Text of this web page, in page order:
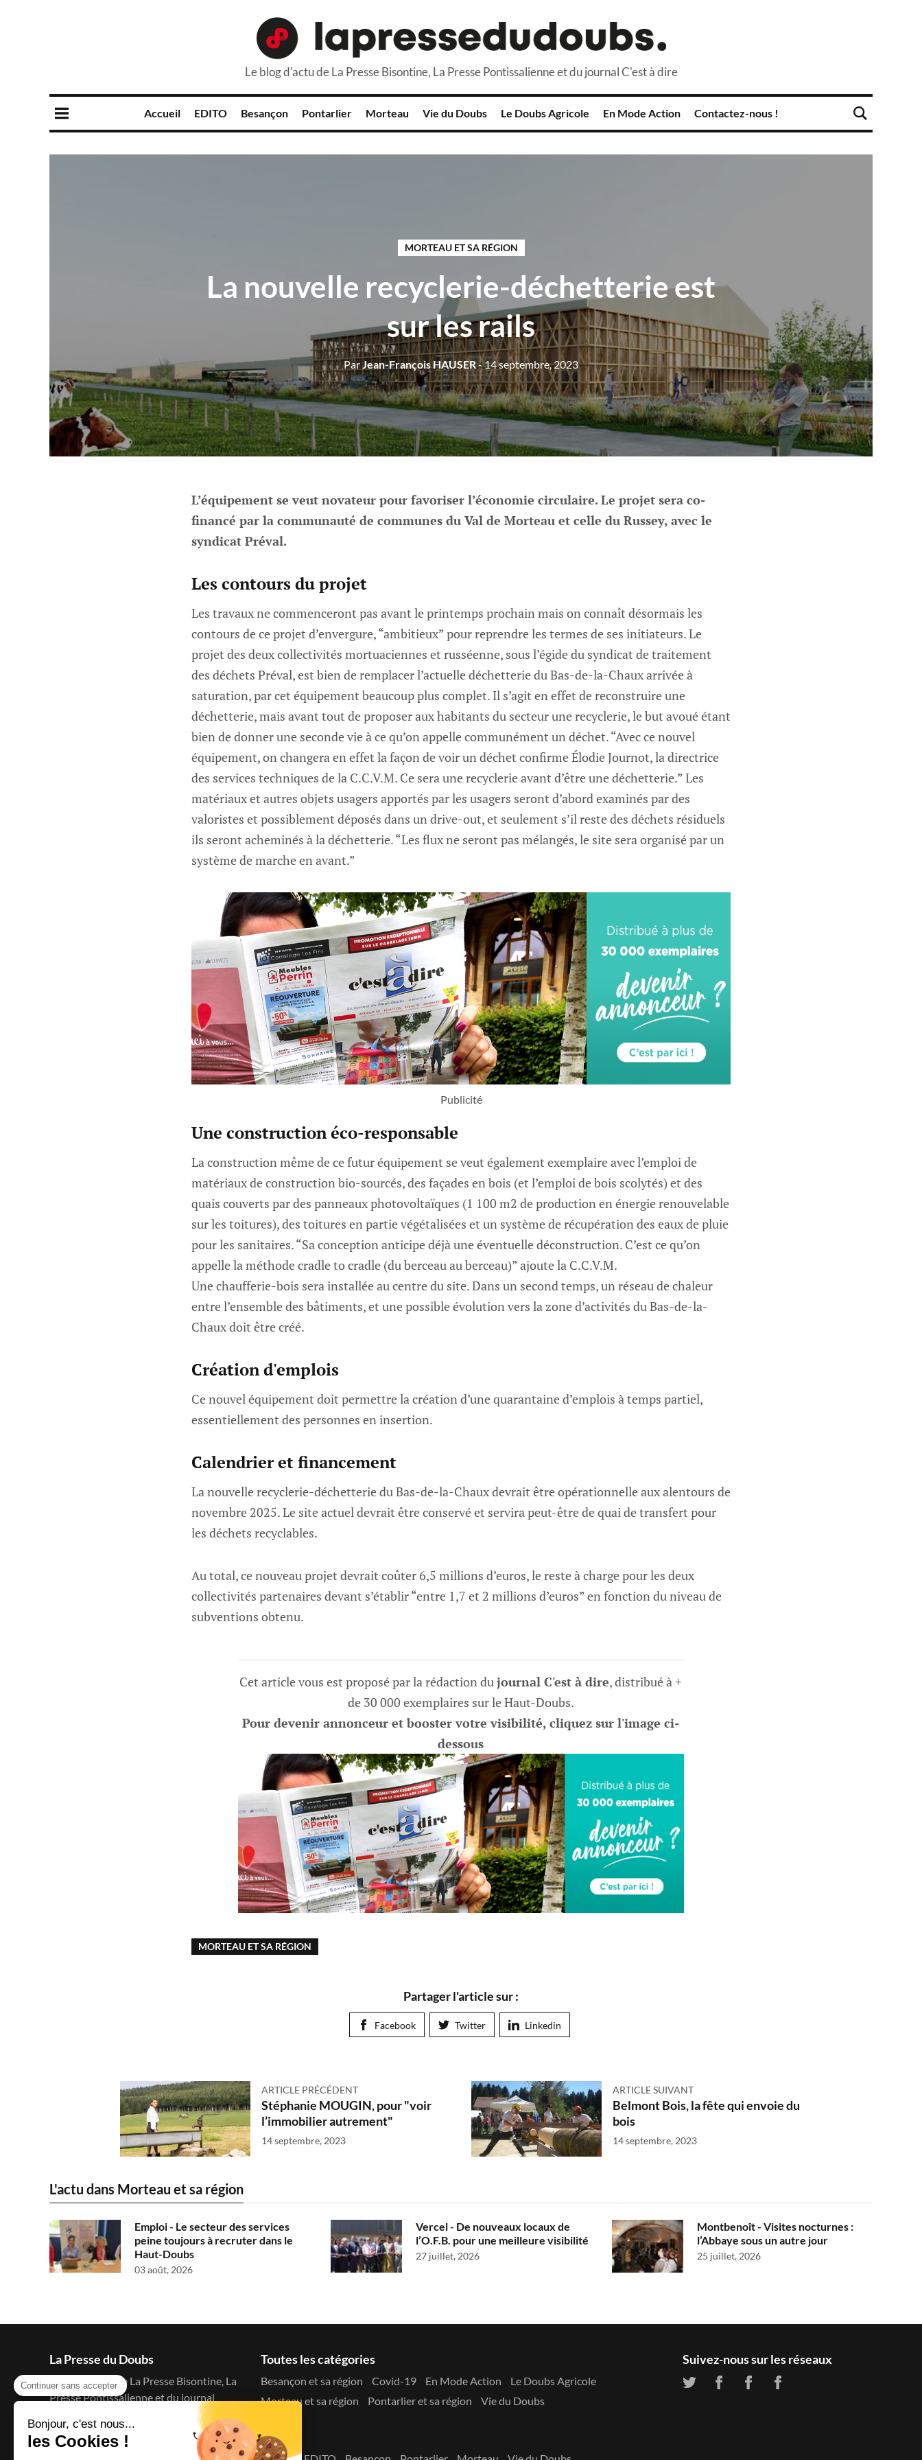
Continuer sans accepter
Bonjour, c'est nous...
les Cookies !
Le blog d'actu de La Presse Bisontine, La Presse Pontissalienne et du journal C'est à dire
Accueil EDITO Besançon Pontarlier Morteau Vie du Doubs Le Doubs Agricole En Mode Action Contactez-nous !
MORTEAU ET SA RÉGION
La nouvelle recyclerie-déchetterie est
sur les rails
ParJean-François HAUSER- 14 septembre, 2023
L’équipement se veut novateur pour favoriser l’économie circulaire. Le projet sera co-
financé par la communauté de communes du Val de Morteau et celle du Russey, avec le
syndicat Préval.
Les contours du projet
Les travaux ne commenceront pas avant le printemps prochain mais on connaît désormais les
contours de ce projet d’envergure, “ambitieux” pour reprendre les termes de ses initiateurs. Le
projet des deux collectivités mortuaciennes et russéenne, sous l’égide du syndicat de traitement
des déchets Préval, est bien de remplacer l’actuelle déchetterie du Bas-de-la-Chaux arrivée à
saturation, par cet équipement beaucoup plus complet. Il s’agit en effet de reconstruire une
déchetterie, mais avant tout de proposer aux habitants du secteur une recyclerie, le but avoué étant
bien de donner une seconde vie à ce qu’on appelle communément un déchet. “Avec ce nouvel
équipement, on changera en effet la façon de voir un déchet confirme Élodie Journot, la directrice
des services techniques de la C.C.V.M. Ce sera une recyclerie avant d’être une déchetterie.” Les
matériaux et autres objets usagers apportés par les usagers seront d’abord examinés par des
valoristes et possiblement déposés dans un drive-out, et seulement s’il reste des déchets résiduels
ils seront acheminés à la déchetterie. “Les flux ne seront pas mélangés, le site sera organisé par un
système de marche en avant.”
Publicité
Une construction éco-responsable
La construction même de ce futur équipement se veut également exemplaire avec l’emploi de
matériaux de construction bio-sourcés, des façades en bois (et l’emploi de bois scolytés) et des
quais couverts par des panneaux photovoltaïques (1 100 m2 de production en énergie renouvelable
sur les toitures), des toitures en partie végétalisées et un système de récupération des eaux de pluie
pour les sanitaires. “Sa conception anticipe déjà une éventuelle déconstruction. C’est ce qu’on
appelle la méthode cradle to cradle (du berceau au berceau)” ajoute la C.C.V.M.
Une chaufferie-bois sera installée au centre du site. Dans un second temps, un réseau de chaleur
entre l’ensemble des bâtiments, et une possible évolution vers la zone d’activités du Bas-de-la-
Chaux doit être créé.
Création d'emplois
Ce nouvel équipement doit permettre la création d’une quarantaine d’emplois à temps partiel,
essentiellement des personnes en insertion.
Calendrier et financement
La nouvelle recyclerie-déchetterie du Bas-de-la-Chaux devrait être opérationnelle aux alentours de
novembre 2025. Le site actuel devrait être conservé et servira peut-être de quai de transfert pour
les déchets recyclables.
Au total, ce nouveau projet devrait coûter 6,5 millions d’euros, le reste à charge pour les deux
collectivités partenaires devant s’établir “entre 1,7 et 2 millions d’euros” en fonction du niveau de
subventions obtenu.
Cet article vous est proposé par la rédaction dujournal C'est à dire, distribué à +
de 30 000 exemplaires sur le Haut-Doubs.
Pour devenir annonceur et booster votre visibilité, cliquez sur l'image ci-
dessous
MORTEAU ET SA RÉGION
Partager l'article sur :
Facebook Twitter Linkedin
ARTICLE PRÉCÉDENT
Stéphanie MOUGIN, pour "voir
l’immobilier autrement"
14 septembre, 2023
ARTICLE SUIVANT
Belmont Bois, la fête qui envoie du
bois
14 septembre, 2023
L'actu dans Morteau et sa région
Emploi - Le secteur des services
peine toujours à recruter dans le
Haut-Doubs
03 août, 2026
Vercel - De nouveaux locaux de
l’O.F.B. pour une meilleure visibilité
27 juillet, 2026
Montbenoît - Visites nocturnes :
l’Abbaye sous un autre jour
25 juillet, 2026
La Presse du Doubs
Le blog d'actu de La Presse Bisontine, La
Presse Pontissalienne et du journal
Toutes les catégories
Besançon et sa région Covid-19 En Mode Action
Le Doubs Agricole
Morteau et sa région
Pontarlier et sa région Vie du Doubs
Menu
Suivez-nous sur les réseaux